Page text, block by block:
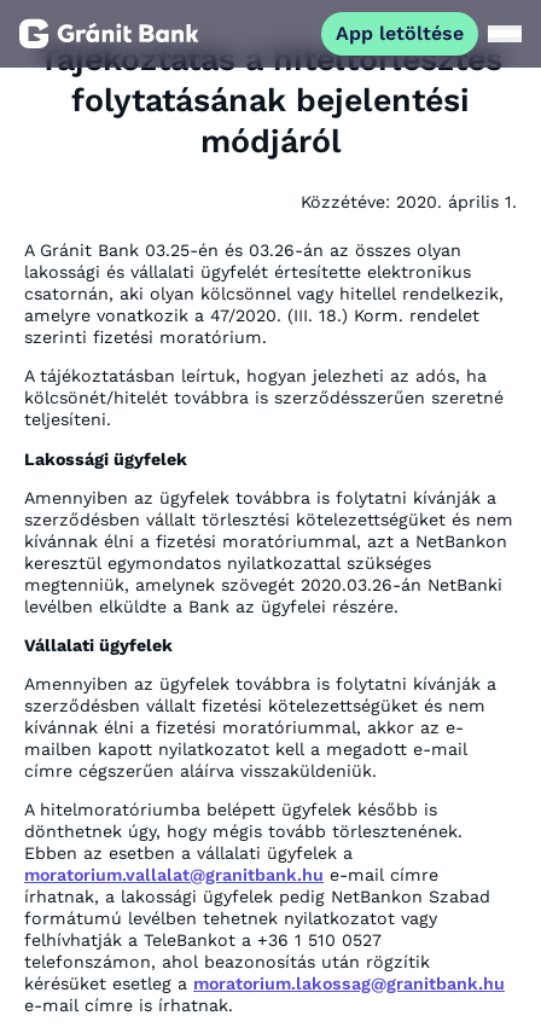
App letöltése
Magánszemélyeknek
Fiataloknak
Befektetőknek
Kapcsolat
Tájékoztatás a hiteltörlesztés
folytatásának bejelentési
módjáról
Közzétéve: 2020. április 1.
A Gránit Bank 03.25-én és 03.26-án az összes olyan
lakossági és vállalati ügyfelét értesítette elektronikus
csatornán, aki olyan kölcsönnel vagy hitellel rendelkezik,
amelyre vonatkozik a 47/2020. (III. 18.) Korm. rendelet
szerinti fizetési moratórium.
A tájékoztatásban leírtuk, hogyan jelezheti az adós, ha
kölcsönét/hitelét továbbra is szerződésszerűen szeretné
teljesíteni.
Lakossági ügyfelek
Amennyiben az ügyfelek továbbra is folytatni kívánják a
szerződésben vállalt törlesztési kötelezettségüket és nem
kívánnak élni a fizetési moratóriummal, azt a NetBankon
keresztül egymondatos nyilatkozattal szükséges
megtenniük, amelynek szövegét 2020.03.26-án NetBanki
levélben elküldte a Bank az ügyfelei részére.
Vállalati ügyfelek
Amennyiben az ügyfelek továbbra is folytatni kívánják a
szerződésben vállalt fizetési kötelezettségüket és nem
kívánnak élni a fizetési moratóriummal, akkor az e-
mailben kapott nyilatkozatot kell a megadott e-mail
címre cégszerűen aláírva visszaküldeniük.
A hitelmoratóriumba belépett ügyfelek később is
dönthetnek úgy, hogy mégis tovább törlesztenének.
Ebben az esetben a vállalati ügyfelek a
moratorium.vallalat@granitbank.hu e-mail címre
írhatnak, a lakossági ügyfelek pedig NetBankon Szabad
formátumú levélben tehetnek nyilatkozatot vagy
felhívhatják a TeleBankot a +36 1 510 0527
telefonszámon, ahol beazonosítás után rögzítik
kérésüket esetleg a moratorium.lakossag@granitbank.hu
e-mail címre is írhatnak.